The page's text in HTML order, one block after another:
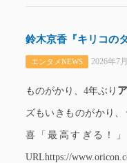
鈴木京香『キリコの
エンタメNEWS 2026年7
ものがかり、4年ぶり
ズもいきものがかり
喜「最高すぎる！
URLhttps://